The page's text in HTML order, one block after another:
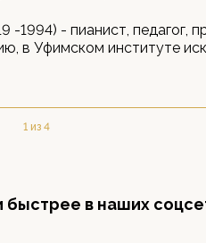
-1994) - пианист, педагог,
в Уфимском институте
1 из 4
в наших